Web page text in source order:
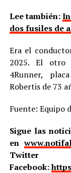
Lee también:
dos fusiles de
Era el
2025. El otro
4Runner,
Robertis de 73
Fuente: Equipo
Sigue las
en
Twitter
Facebook: